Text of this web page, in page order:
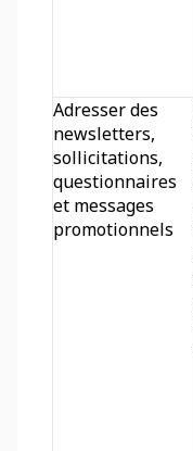
Adresser des
newsletters,
sollicitations,
questionnaires
et messages
promotionnels